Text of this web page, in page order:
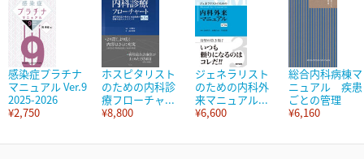
感染症プラチナ
マニュアル Ver.9
2025-2026
¥2,750
ホスピタリスト
のための内科診
療フローチャ...
¥8,800
ジェネラリスト
のための内科外
来マニュアル...
¥6,600
総合内科病棟マ
ニュアル 疾患
ごとの管理
¥6,160